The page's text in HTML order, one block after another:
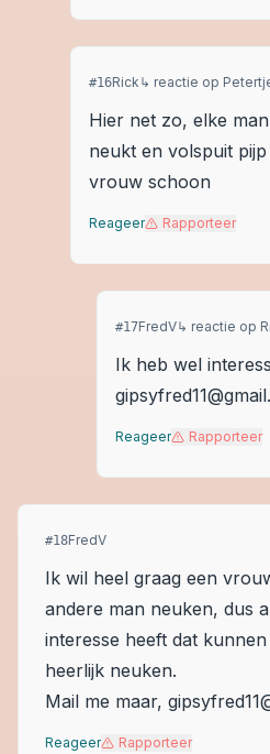
#16Rick ↳ reactie op
Hier net zo, elke
neukt en volspuit
vrouw schoon
Reageer Rapporteer
#17FredV↳ reactie op
Ik heb wel
Reageer Rapporteer
#18FredV
Ik wil heel graag een
andere man neuken, dus
interesse heeft dat
heerlijk neuken.
Mail me maar,
Reageer Rapporteer